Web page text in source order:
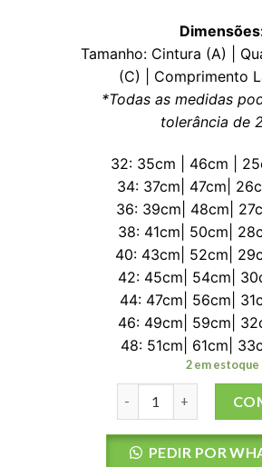
Tamanho: Cintura (A) |
(C) | Comprimento
*Todas as medidas
tolerância de
32: 35cm | 46cm |
34: 37cm| 47cm|
36: 39cm| 48cm|
38: 41cm| 50cm|
40: 43cm| 52cm|
42: 45cm| 54cm|
44: 47cm| 56cm|
46: 49cm| 59cm|
48: 51cm| 61cm|
2 em estoque
PEDIR POR